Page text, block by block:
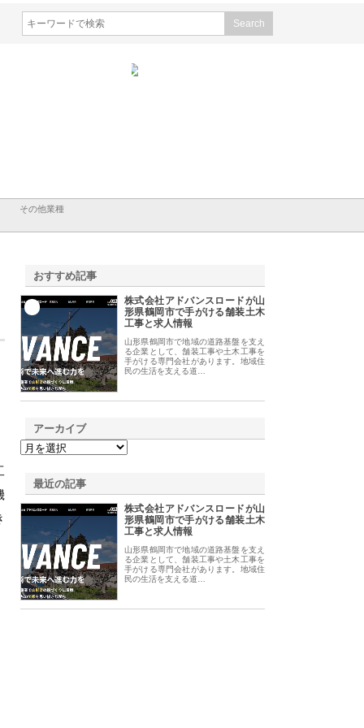
その他業種
おすすめ記事
株式会社アドバンスロードが山
形県鶴岡市で手がける舗装土木
工事と求人情報
山形県鶴岡市で地域の道路基盤を支え
る企業として、舗装工事や土木工事を
手がける専門会社があります。地域住
民の生活を支える道…
アーカイブ
最近の記事
株式会社アドバンスロードが山
形県鶴岡市で手がける舗装土木
工事と求人情報
山形県鶴岡市で地域の道路基盤を支え
る企業として、舗装工事や土木工事を
手がける専門会社があります。地域住
民の生活を支える道…